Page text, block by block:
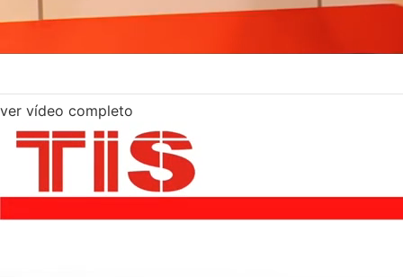
ver vídeo completo